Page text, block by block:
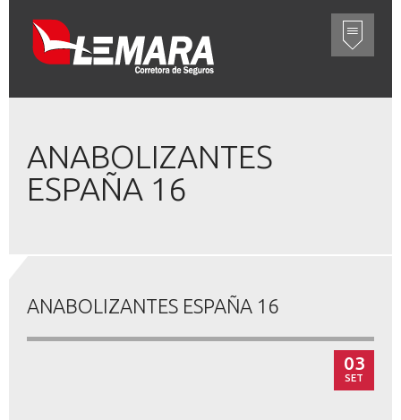
ANABOLIZANTES
ESPAÑA 16
ANABOLIZANTES ESPAÑA 16
03
SET